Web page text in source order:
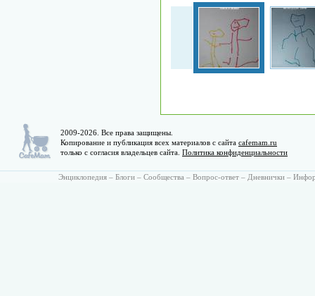
2009-2026. Все права защищены.
Копирование и публикация всех материалов с сайта cafemam.ru
только с согласия владельцев сайта. Политика конфиденциальности
Энциклопедия – Блоги – Сообщества – Вопрос-ответ – Дневнички –